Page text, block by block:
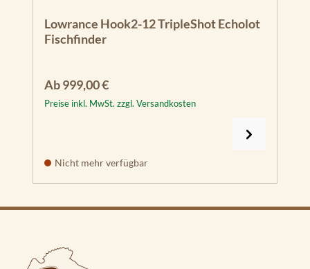
Lowrance Hook2-12 TripleShot Echolot
Fischfinder
Regulärer Preis:
Ab999,00 €
Preise inkl. MwSt. zzgl. Versandkosten
Nicht mehr verfügbar